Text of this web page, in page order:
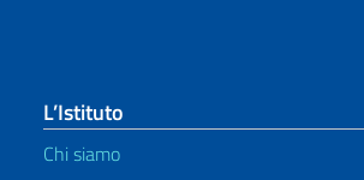
L’Istituto
Chi siamo